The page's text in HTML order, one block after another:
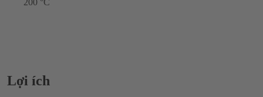
200 °C
Lợi ích